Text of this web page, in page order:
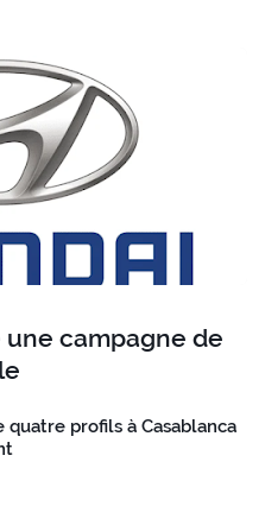
campagne de
profils à Casablanca